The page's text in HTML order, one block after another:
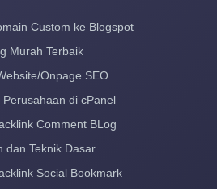
Custom ke Blogspot
Murah Terbaik
Onpage SEO
di cPanel
Comment BLog
dan Teknik Dasar
Social Bookmark